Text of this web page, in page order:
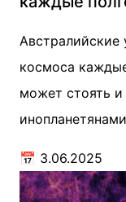
Австралийские
космоса
может стоять и
📅 3.06.2025